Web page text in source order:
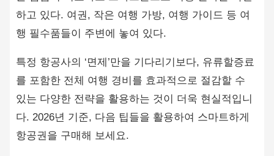
특정 항공사의 ‘면제’만을 기다리기보다, 유류할증료
를 포함한 전체 여행 경비를 효과적으로 절감할 수
있는 다양한 전략을 활용하는 것이 더욱 현실적입니
다. 2026년 기준, 다음 팁들을 활용하여 스마트하게
항공권을 구매해 보세요.